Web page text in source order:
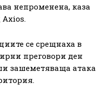
непроменена, каза
се срещнаха в
преговори ден
зашеметяваща атака